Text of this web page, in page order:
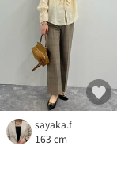
sayaka.f
163 cm